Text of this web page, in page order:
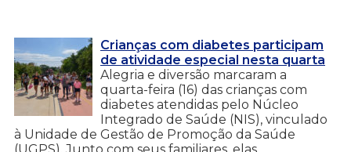
Crianças com diabetes participam
de atividade especial nesta quarta
Alegria e diversão marcaram a
quarta-feira (16) das crianças com
diabetes atendidas pelo Núcleo
Integrado de Saúde (NIS), vinculado
à Unidade de Gestão de Promoção da Saúde
(UGPS). Junto com seus familiares, elas